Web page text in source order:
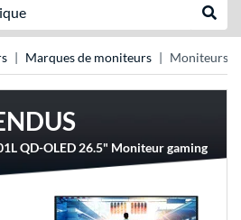
Marques de moniteurs Moniteurs
QD-OLED 26.5" Moniteur gaming